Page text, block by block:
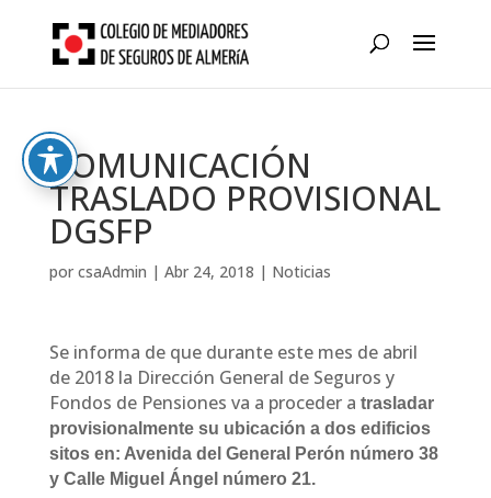
content
COMUNICACIÓN
TRASLADO PROVISIONAL
DGSFP
por csaAdmin | Abr 24, 2018 | Noticias
Se informa de que durante este mes de abril
de 2018 la Dirección General de Seguros y
Fondos de Pensiones va a proceder a trasladar
provisionalmente su ubicación a dos edificios
sitos en: Avenida del General Perón número 38
y Calle Miguel Ángel número 21.